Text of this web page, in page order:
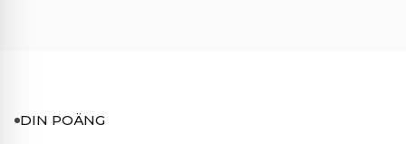
DIN POÄNG